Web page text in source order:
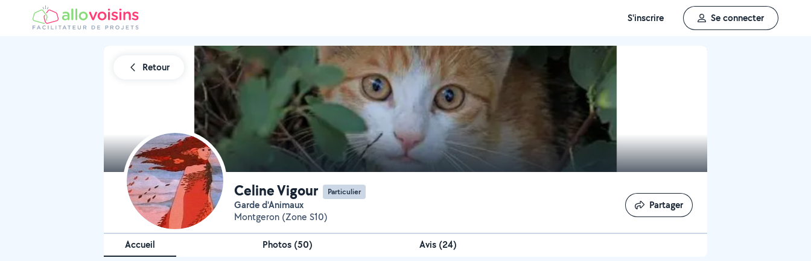
S'inscrire Se connecter
Retour
Celine Vigour Particulier
Garde d'Animaux
Montgeron (Zone S10)
Partager
Partager
Accueil Photos (50) Avis (24)